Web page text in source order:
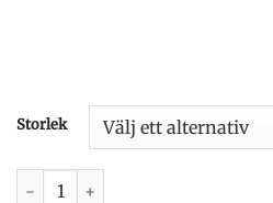
Storlek
Simms Tech Tee Trout Sterling/